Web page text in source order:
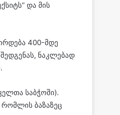
და მის
400-მდე
ნაკლებად
საბჭოში).
ბაზაზეც